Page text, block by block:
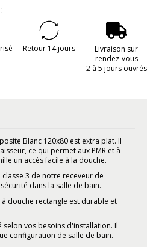
Retour 14 jours
Livraison sur
rendez-vous
2 à 5 jours ouvrés
Blanc 120x80 est extra plat. Il
ce qui permet aux PMR et à
un accès facile à la douche.
3 de notre receveur de
dans la salle de bain.
douche rectangle est durable et
vos besoins d'installation. Il
configuration de salle de bain.